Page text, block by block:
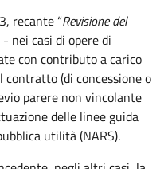
recante “Revisione del
- nei casi di opere di
con contributo a carico
(di concessione o
parere non vincolante
delle linee guida
utilità (NARS).